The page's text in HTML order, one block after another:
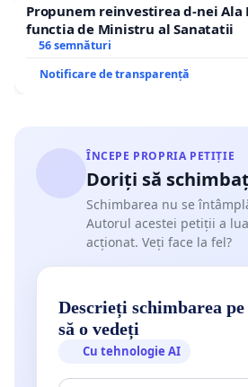
Propunem reinvestirea d-nei Ala
functia de Ministru al Sanatatii
56 semnături
Notificare de transparență
ÎNCEPE PROPRIA PETIȚIE
Doriți să
Schimbarea nu se
Autorul acestei petiții a
acționat. Veți face la fel?
Descrieți schimbarea
să o vedeți
Cu tehnologie AI